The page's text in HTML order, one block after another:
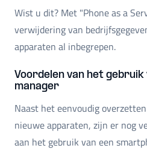
Wist u dit? Met "Phone as a
verwijdering van
apparaten al inbegrepen.
Voordelen van het
manager
Naast het eenvoudig
nieuwe apparaten, zijn er nog
aan het gebruik van een